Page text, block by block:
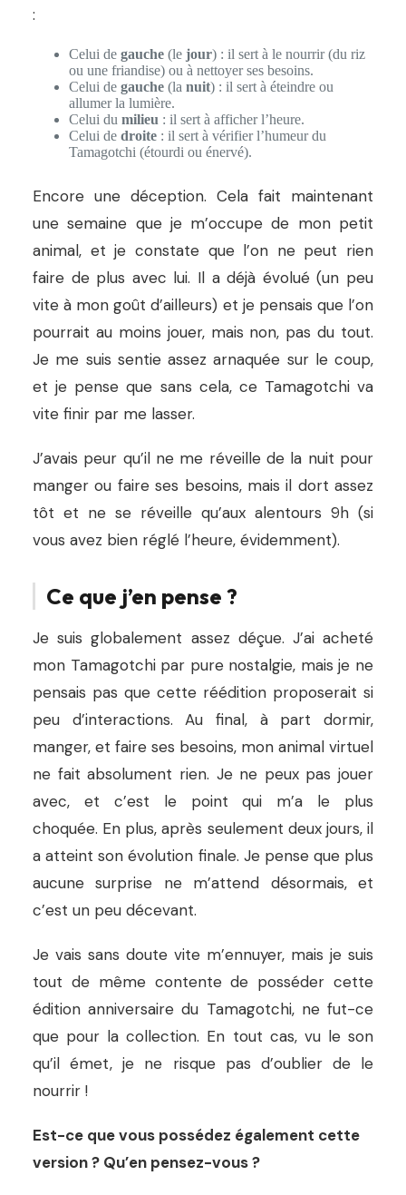
:
Celui de gauche (le jour) : il sert à le nourrir (du riz
ou une friandise) ou à nettoyer ses besoins.
Celui de gauche (la nuit) : il sert à éteindre ou
allumer la lumière.
Celui du milieu : il sert à afficher l’heure.
Celui de droite : il sert à vérifier l’humeur du
Tamagotchi (étourdi ou énervé).
Encore une déception. Cela fait maintenant
une semaine que je m’occupe de mon petit
animal, et je constate que l’on ne peut rien
faire de plus avec lui. Il a déjà évolué (un peu
vite à mon goût d’ailleurs) et je pensais que l’on
pourrait au moins jouer, mais non, pas du tout.
Je me suis sentie assez arnaquée sur le coup,
et je pense que sans cela, ce Tamagotchi va
vite finir par me lasser.
J’avais peur qu’il ne me réveille de la nuit pour
manger ou faire ses besoins, mais il dort assez
tôt et ne se réveille qu’aux alentours 9h (si
vous avez bien réglé l’heure, évidemment).
Ce que j’en pense ?
Je suis globalement assez déçue. J’ai acheté
mon Tamagotchi par pure nostalgie, mais je ne
pensais pas que cette réédition proposerait si
peu d’interactions. Au final, à part dormir,
manger, et faire ses besoins, mon animal virtuel
ne fait absolument rien. Je ne peux pas jouer
avec, et c’est le point qui m’a le plus
choquée. En plus, après seulement deux jours, il
a atteint son évolution finale. Je pense que plus
aucune surprise ne m’attend désormais, et
c’est un peu décevant.
Je vais sans doute vite m’ennuyer, mais je suis
tout de même contente de posséder cette
édition anniversaire du Tamagotchi, ne fut-ce
que pour la collection. En tout cas, vu le son
qu’il émet, je ne risque pas d’oublier de le
nourrir !
Est-ce que vous possédez également cette
version ? Qu’en pensez-vous ?